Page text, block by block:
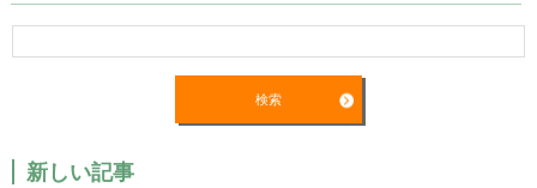
新しい記事